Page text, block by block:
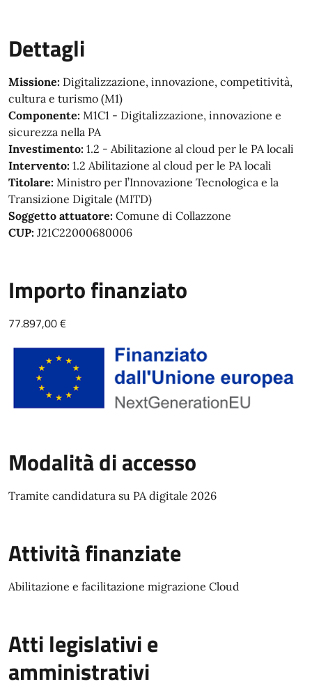
Dettagli
Missione: Digitalizzazione, innovazione, competitività,
cultura e turismo (M1)
Componente: M1C1 - Digitalizzazione, innovazione e
sicurezza nella PA
Investimento: 1.2 - Abilitazione al cloud per le PA locali
Intervento: 1.2 Abilitazione al cloud per le PA locali
Titolare: Ministro per l’Innovazione Tecnologica e la
Transizione Digitale (MITD)
Soggetto attuatore: Comune di Collazzone
CUP: J21C22000680006
Importo finanziato
77.897,00 €
Modalità di accesso
Tramite candidatura su PA digitale 2026
Attività finanziate
Abilitazione e facilitazione migrazione Cloud
Atti legislativi e
amministrativi